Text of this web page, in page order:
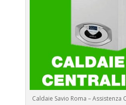
Caldaie Savio Roma – Assistenza